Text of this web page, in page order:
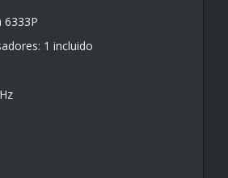
6333P
1 incluido